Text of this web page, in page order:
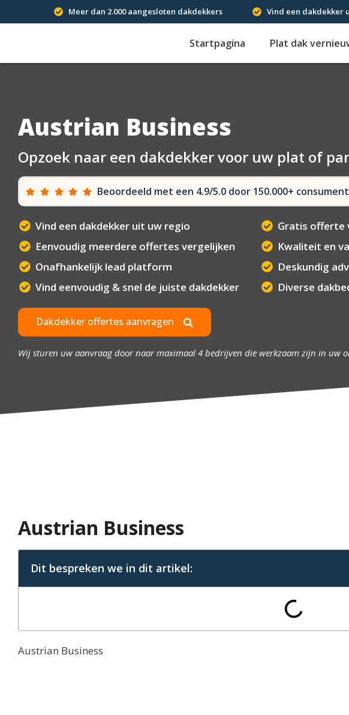
Meer dan 2.000 aangesloten dakdekkers Vind een dakdekker
Startpagina Plat dak
Austrian Business
Opzoek naar een dakdekker voor uw plat of
Beoordeeld met een 4.9/5.0 door 150.000+
Vind een dakdekker uit uw regio
Eenvoudig meerdere offertes vergelijken
Onafhankelijk lead platform
Vind eenvoudig & snel de juiste dakdekker
Gratis offerte
Kwaliteit en
Deskundig
Diverse
Dakdekker offertes aanvragen
Wij sturen uw aanvraag door naar maximaal 4 bedrijven die werkzaam zijn in uw
Austrian Business
Dit bespreken we in dit artikel:
Austrian Business